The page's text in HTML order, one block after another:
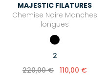
MAJESTIC FILATURES
Chemise Noire Manches
longues
2
220,00 € 110,00 €